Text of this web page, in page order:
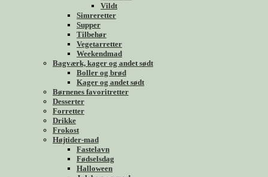
Vildt
Simreretter
Supper
Tilbehør
Vegetarretter
Weekendmad
Bagværk, kager og andet sødt
Boller og brød
Kager og andet sødt
Børnenes favoritretter
Desserter
Forretter
Drikke
Frokost
Højtider-mad
Fastelavn
Fødselsdag
Halloween